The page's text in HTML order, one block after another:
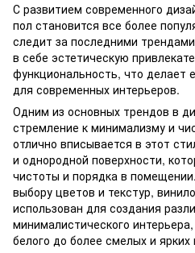
С развитием современного
пол становится все более
следит за последними
в себе эстетическую
функциональность, что делает
для современных интерьеров.
Одним из основных трендов в
стремление к минимализму и
отлично вписывается в этот
и однородной поверхности,
чистоты и порядка в
выбору цветов и текстур,
использован для создания
минималистического
белого до более смелых и ярких